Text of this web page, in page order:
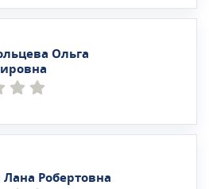
Ольга
Робертовна